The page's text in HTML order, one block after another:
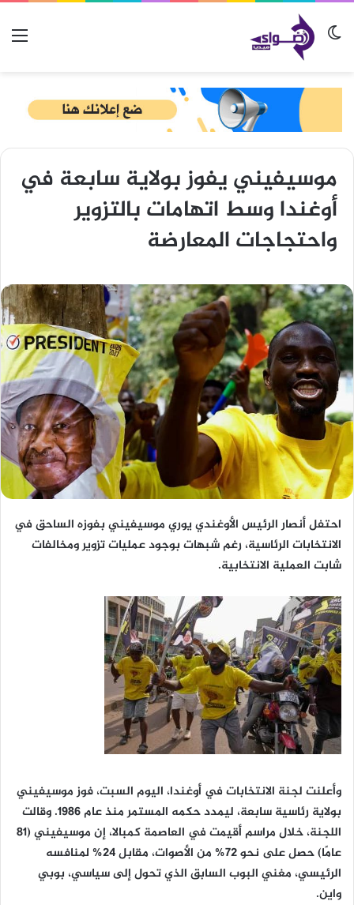
الوضع المظلم
موسيفيني يفوز بولاية سابعة في
أوغندا وسط اتهامات بالتزوير
واحتجاجات المعارضة
احتفل أنصار الرئيس الأوغندي يوري موسيفيني بفوزه الساحق في
الانتخابات الرئاسية، رغم شبهات بوجود عمليات تزوير ومخالفات
شابت العملية الانتخابية.
وأعلنت لجنة الانتخابات في أوغندا، اليوم السبت، فوز موسيفيني
بولاية رئاسية سابعة، ليمدد حكمه المستمر منذ عام 1986. وقالت
اللجنة، خلال مراسم أقيمت في العاصمة كمبالا، إن موسيفيني (81
عامًا) حصل على نحو 72% من الأصوات، مقابل 24% لمنافسه
الرئيسي، مغني البوب السابق الذي تحول إلى سياسي، بوبي
واين.